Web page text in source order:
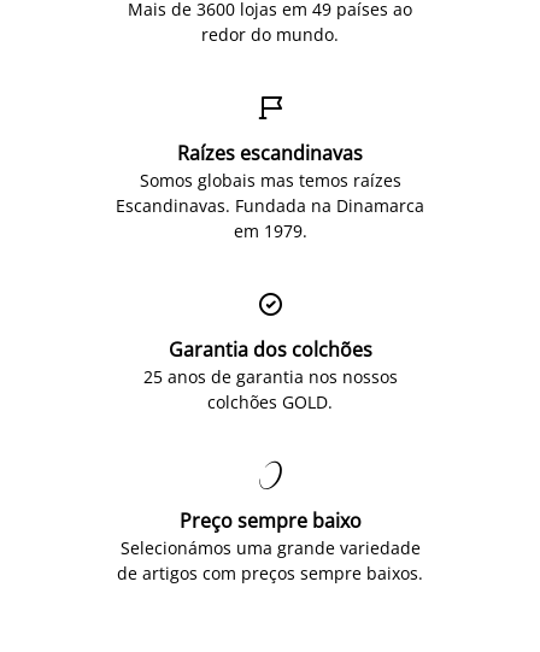
Mais de 3600 lojas em 49 países ao
redor do mundo.

Raízes escandinavas
Somos globais mas temos raízes
Escandinavas. Fundada na Dinamarca
em 1979.

Garantia dos colchões
25 anos de garantia nos nossos
colchões GOLD.

Preço sempre baixo
Selecionámos uma grande variedade
de artigos com preços sempre baixos.